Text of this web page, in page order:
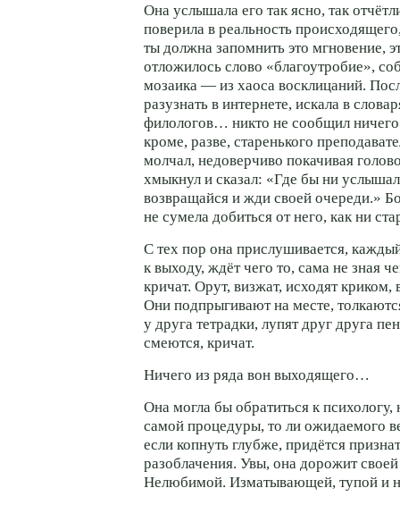
Она услышала его так ясно, так
поверила в реальность
ты должна запомнить это мгновение,
отложилось слово «благоутробие»,
мозаика — из хаоса восклицаний.
разузнать в интернете, искала в
филологов… никто не сообщил ничего
кроме, разве, старенького
молчал, недоверчиво покачивая
хмыкнул и сказал: «Где бы ни
возвращайся и жди своей очереди.»
не сумела добиться от него, как ни
С тех пор она прислушивается,
к выходу, ждёт чего то, сама не зная
кричат. Орут, визжат, исходят криком,
Они подпрыгивают на месте,
у друга тетрадки, лупят друг друга
смеются, кричат.
Ничего из ряда вон выходящего…
Она могла бы обратиться к психологу,
самой процедуры, то ли ожидаемого
если копнуть глубже, придётся
разоблачения. Увы, она дорожит
Нелюбимой. Изматывающей, тупой и